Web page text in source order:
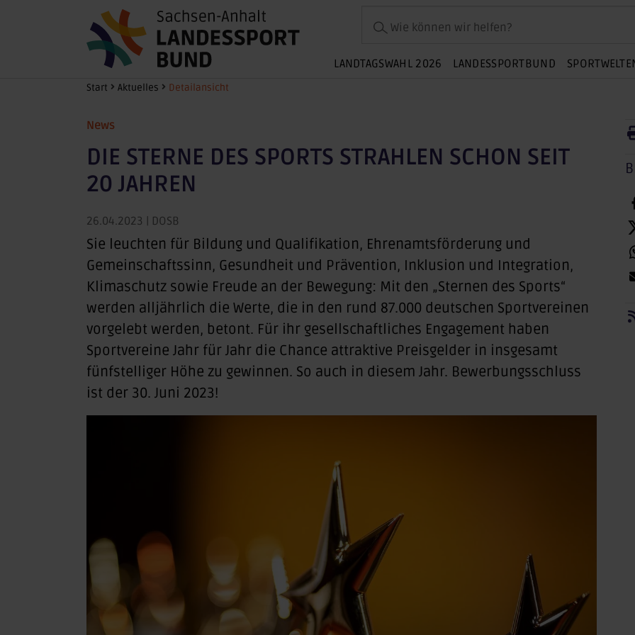
Zum Hauptinhalt springen
Wie können wir helfen?
LANDTAGSWAHL 2026 LANDESSPORTBUND
Sie sind hier:
Start Aktuelles Detailansicht
News
DIE STERNE DES SPORTS STRAHLEN SCHON SEIT
20 JAHREN
26.04.2023 | DOSB
Sie leuchten für Bildung und Qualifikation, Ehrenamtsförderung und
Gemeinschaftssinn, Gesundheit und Prävention, Inklusion und Integration,
Klimaschutz sowie Freude an der Bewegung: Mit den „Sternen des Sports“
werden alljährlich die Werte, die in den rund 87.000 deutschen Sportvereinen
vorgelebt werden, betont. Für ihr gesellschaftliches Engagement haben
Sportvereine Jahr für Jahr die Chance attraktive Preisgelder in insgesamt
fünfstelliger Höhe zu gewinnen. So auch in diesem Jahr. Bewerbungsschluss
ist der 30. Juni 2023!